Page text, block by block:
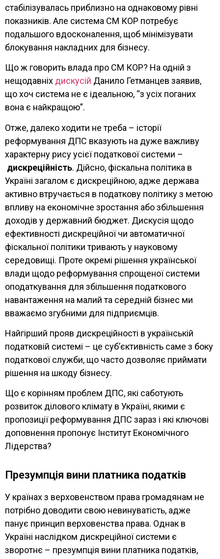
стабілізувалась приблизно на однаковому рівні
показників. Але система СМ КОР потребує
подальшого вдосконалення, щоб мінімізувати
блокування накладних для бізнесу.
Що ж говорить влада про СМ КОР? На одній з
нещодавніх дискусій Данило Гетманцев заявив,
що хоч система не є ідеальною, “з усіх поганих
вона є найкращою”.
Отже, далеко ходити не треба – історії
реформування ДПС вказують на дуже важливу
характерну рису усієї податкової системи –
дискреційність. Дійсно, фіскальна політика в
Україні загалом є дискреційною, адже держава
активно втручається в податкову політику з метою
впливу на економічне зростання або збільшення
доходів у державний бюджет. Дискусія щодо
ефективності дискреційної чи автоматичної
фіскальної політики тривають у науковому
середовищі. Проте окремі рішення української
влади щодо реформування спрощеної системи
оподаткування для збільшення податкового
навантаження на малий та середній бізнес ми
вважаємо згубними для підприємців.
Найгірший прояв дискреційності в українській
податковій системі – це субʼєктивність саме з боку
податкової служби, що часто дозволяє приймати
рішення на шкоду бізнесу.
Що є корінням проблем ДПС, які саботують
розвиток ділового клімату в Україні, якими є
пропозиції реформування ДПС зараз і які ключові
доповнення пропонує Інститут Економічного
Лідерства?
Презумпція вини платника податків
У країнах з верховенством права громадянам не
потрібно доводити свою невинуватість, адже
панує принцип верховенства права. Однак в
Україні наслідком дискреційної системи є
зворотнє – презумпція вини платника податків,